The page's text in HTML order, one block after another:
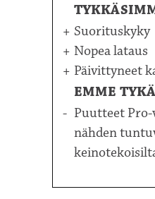
Suorituskyky
Nopea lataus
Päivittyneet
EMME
Puutteet
nähden